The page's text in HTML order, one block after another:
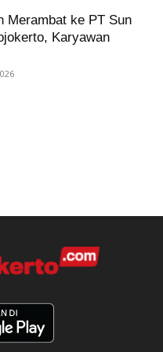
Merambat ke PT Sun
Karyawan